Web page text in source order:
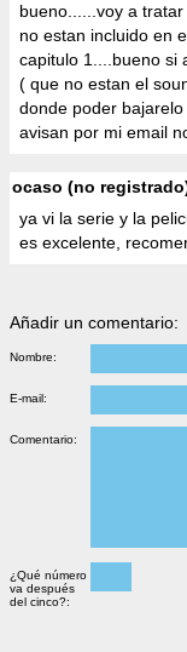
bueno......voy a
no estan incluido en
capitulo 1....bueno si
( que no estan el
donde poder
avisan por mi email
ocaso (no
ya vi la serie y la
es excelente,
Añadir un comentario:
Nombre:
E-mail:
Comentario:
¿Qué número
va después
del cinco?: